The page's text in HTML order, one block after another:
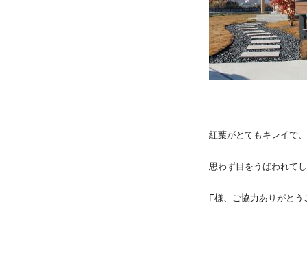
紅葉がとてもキレイで、
思わず目をうばわれて
F様、ご協力ありがとう